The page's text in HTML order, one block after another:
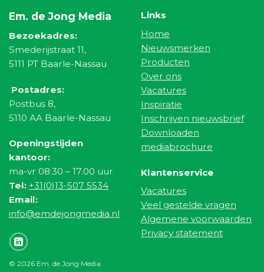
Em. de Jong Media
Bezoekadres:
Smederijstraat 11,
5111 PT Baarle-Nassau
Postadres:
Postbus 8,
5110 AA Baarle-Nassau
Openingstijden
kantoor:
ma-vr 08:30 – 17.00 uur
Tel: +31(0)13-507 5534
Email:
info@emdejongmedia.nl
© 2026 Em. de Jong Media
Links
Home
Nieuwsmerken
Producten
Over ons
Vacatures
Inspiratie
Inschrijven nieuwsbrief
Downloaden
mediabrochure
Klantenservice
Vacatures
Veel gestelde vragen
Algemene voorwaarden
Privacy statement